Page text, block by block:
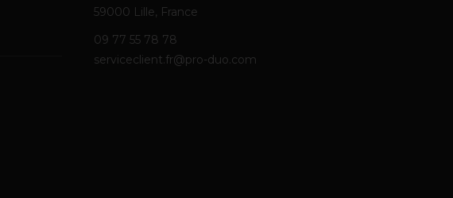
59000 Lille, France
09 77 55 78 78
serviceclient.fr@pro-duo.com